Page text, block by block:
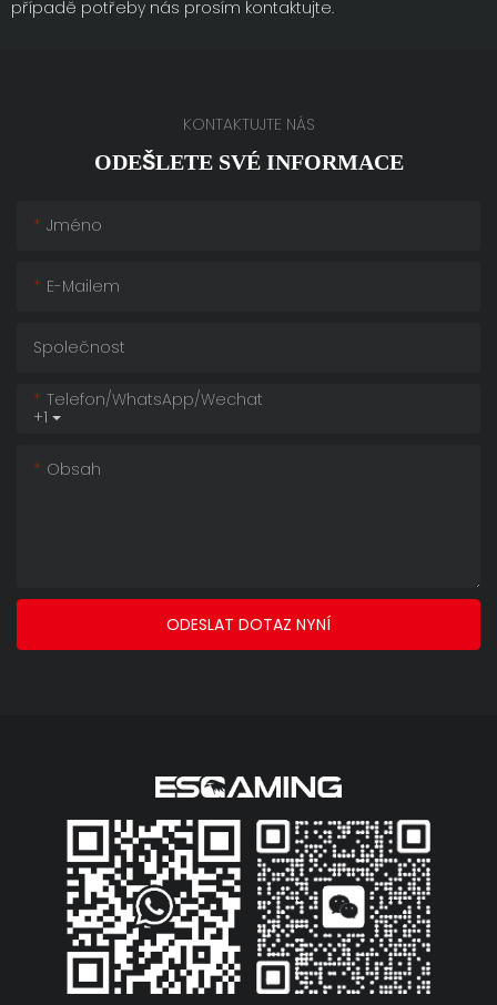
případě potřeby nás prosím kontaktujte.
KONTAKTUJTE NÁS
ODEŠLETE SVÉ INFORMACE
Jméno
E-Mailem
Společnost
+1
Telefon/whatsApp/wechat
Obsah
ODESLAT DOTAZ NYNÍ